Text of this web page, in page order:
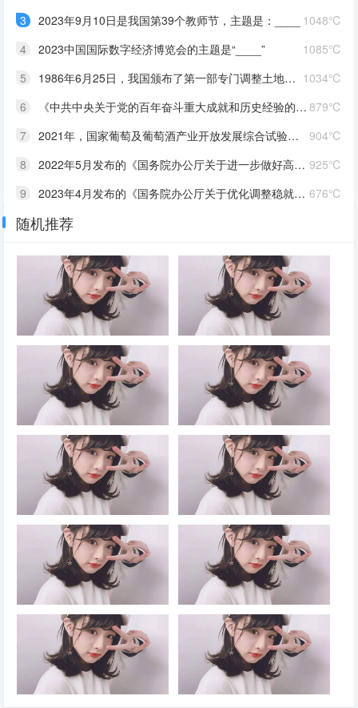
1048℃
3
2023年9月10日是我国第39个教师节，主题是：____
1085℃
4
2023中国国际数字经济博览会的主题是“____”
1034℃
5
1986年6月25日，我国颁布了第一部专门调整土地关系的大法，即《中华人民共和国土地管理法》。为了纪念这一天，我国决定将每年的6月25日确定为全国“土地日”。2023年全国“土地日”的主题是“____”
879℃
6
《中共中央关于党的百年奋斗重大成就和历史经验的决议》指出，党始终把解决好“三农”问题作为全党工作重中之重，实施乡村振兴战略，加快推进农业农村现代化，坚持藏粮于地、藏粮于技，实行最严格的____制度，推动种业科技自立自强、种源自主可控，确保把中国人的饭碗牢牢端在自己手中
904℃
7
2021年，国家葡萄及葡萄酒产业开放发展综合试验区、中国（宁夏）国际葡萄酒文化旅游博览会两个“国字号”平台落户宁夏。2022年召开的宁夏回族自治区第十三次党代会把____产业列为“六特”产业之首，是宁夏全力打造的又一个千亿级产业
925℃
8
2022年5月发布的《国务院办公厅关于进一步做好高校毕业生等青年就业创业工作的通知》指出，支持高校毕业生发挥专业所长从事灵活就业，对毕业年度和离校2年内未就业高校毕业生实现灵活就业的，按规定给予____
676℃
9
2023年4月发布的《国务院办公厅关于优化调整稳就业政策措施全力促发展惠民生的通知》指出，对企业招用毕业年度或离校2年内未就业高校毕业生、登记失业的16一24岁青年，签订1年以上劳动合同的，可发放____，政策实施期限截至2023年12月31日
10 2023年“壮族三月三·八桂嘉年华”于4月21日至5月22日在广西南宁举行，活动主题是“____”
随机推荐
2023年国家网络安全宣传周于9
月11日至17日在全国范围内举
办，主题是“____”
从2023年起，国家支持以“双一
流”建设高校为代表的高水平高
校选拔专业成绩优秀且乐教适教
的学生作为“____”研究生，在强
化学科专业课程学习的同时，系
统学习不少于26学分的教师教
育模块课程（含参加教育实
践），通过该计划研究生培养吸
引优秀人才从教，为中小学输送
一批教育情怀深厚、专业素养卓
越、教学基本功扎实的优秀教师
2023年9月10日是我国第39个
教师节，主题是：____
2023中国国际数字经济博览会
的主题是“____”
1986年6月25日，我国颁布了第
一部专门调整土地关系的大法，
即《中华人民共和国土地管理
法》。为了纪念这一天，我国决
定将每年的6月25日确定为全国
“土地日”。2023年全国“土地日”
的主题是“____”
《中共中央关于党的百年奋斗重
大成就和历史经验的决议》指
出，党始终把解决好“三农”问题
作为全党工作重中之重，实施乡
村振兴战略，加快推进农业农村
现代化，坚持藏粮于地、藏粮于
技，实行最严格的____制度，
推动种业科技自立自强、种源自
主可控，确保把中国人的饭碗牢
牢端在自己手中
2021年，国家葡萄及葡萄酒产
业开放发展综合试验区、中国
（宁夏）国际葡萄酒文化旅游博
览会两个“国字号”平台落户宁
夏。2022年召开的宁夏回族自
治区第十三次党代会把____产
业列为“六特”产业之首，是宁夏
2022年5月发布的《国务院办公
厅关于进一步做好高校毕业生等
青年就业创业工作的通知》指
出，支持高校毕业生发挥专业所
长从事灵活就业，对毕业年度和
离校2年内未就业高校毕业生实
现灵活就业的，按规定给予